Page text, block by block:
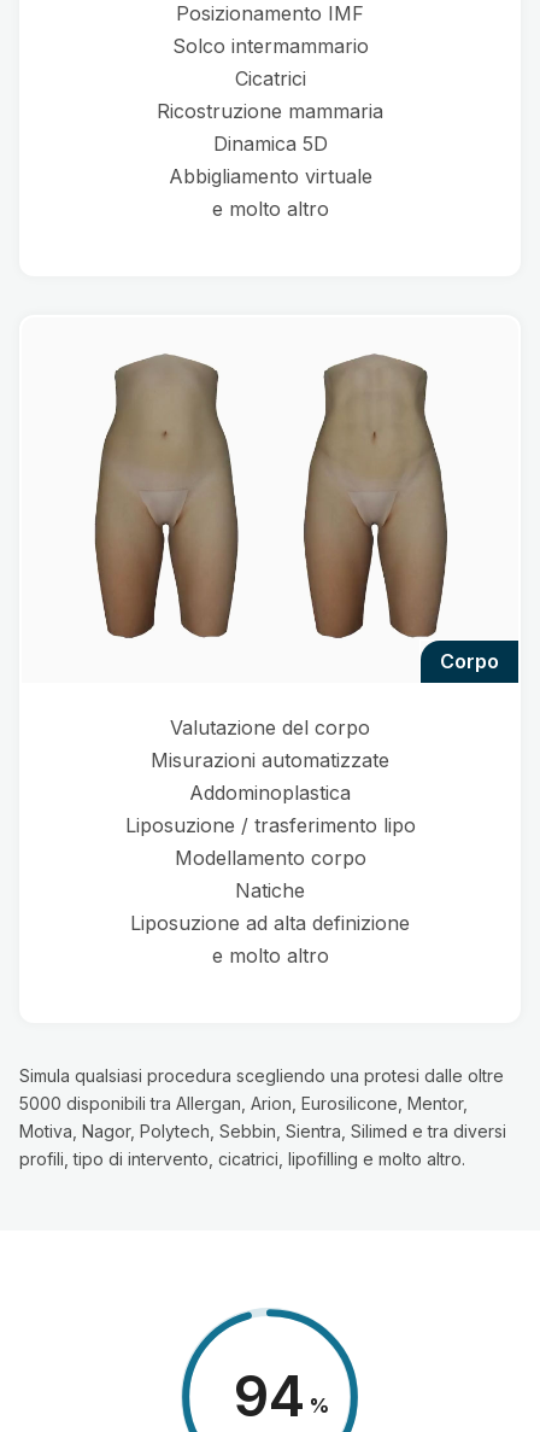
Posizionamento IMF
Solco intermammario
Cicatrici
Ricostruzione mammaria
Dinamica 5D
Abbigliamento virtuale
e molto altro
corpo
Valutazione del corpo
Misurazioni automatizzate
Addominoplastica
Liposuzione / trasferimento lipo
Modellamento corpo
Natiche
Liposuzione ad alta definizione
e molto altro
Simula qualsiasi procedura scegliendo una protesi dalle oltre
5000 disponibili tra Allergan, Arion, Eurosilicone, Mentor,
Motiva, Nagor, Polytech, Sebbin, Sientra, Silimed e tra diversi
profili, tipo di intervento, cicatrici, lipofilling e molto altro.
98 %